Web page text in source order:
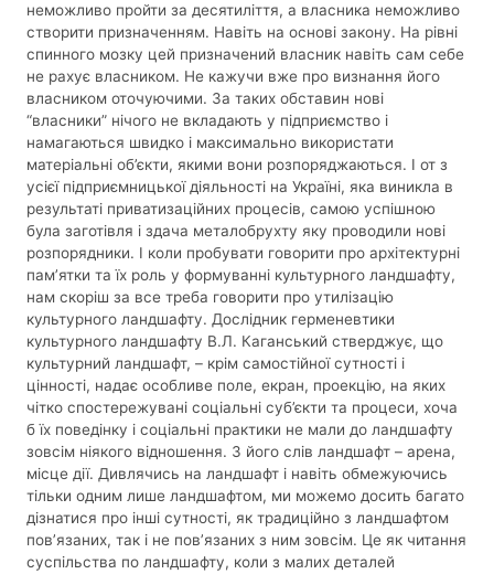
неможливо пройти за десятиліття, а власника неможливо
створити призначенням. Навіть на основі закону. На рівні
спинного мозку цей призначений власник навіть сам себе
не рахує власником. Не кажучи вже про визнання його
власником оточуючими. За таких обставин нові
“власники” нічого не вкладають у підприємство і
намагаються швидко і максимально використати
матеріальні об’єкти, якими вони розпоряджаються. І от з
усієї підприємницької діяльності на Україні, яка виникла в
результаті приватизаційних процесів, самою успішною
була заготівля і здача металобрухту яку проводили нові
розпорядники. І коли пробувати говорити про архітектурні
пам’ятки та їх роль у формуванні культурного ландшафту,
нам скоріш за все треба говорити про утилізацію
культурного ландшафту. Дослідник герменевтики
культурного ландшафту В.Л. Каганський стверджує, що
культурний ландшафт, – крім самостійної сутності і
цінності, надає особливе поле, екран, проекцію, на яких
чітко спостережувані соціальні суб’єкти та процеси, хоча
б їх поведінку і соціальні практики не мали до ландшафту
зовсім ніякого відношення. З його слів ландшафт – арена,
місце дії. Дивлячись на ландшафт і навіть обмежуючись
тільки одним лише ландшафтом, ми можемо досить багато
дізнатися про інші сутності, як традиційно з ландшафтом
пов’язаних, так і не пов’язаних з ним зовсім. Це як читання
суспільства по ландшафту, коли з малих деталей